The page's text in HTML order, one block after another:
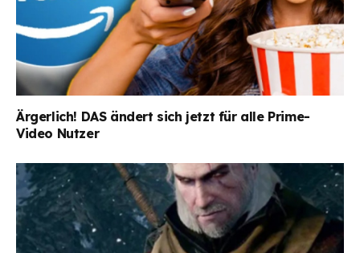
Ärgerlich! DAS ändert sich jetzt für alle Prime-
Video Nutzer